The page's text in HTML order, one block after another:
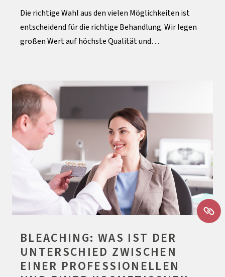
Die richtige Wahl aus den vielen Möglichkeiten ist
entscheidend für die richtige Behandlung. Wir legen
großen Wert auf höchste Qualität und…
BLEACHING: WAS IST DER
UNTERSCHIED ZWISCHEN
EINER PROFESSIONELLEN